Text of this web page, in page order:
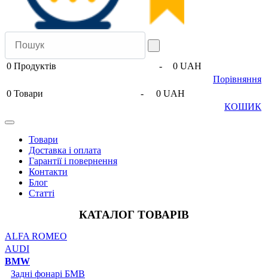
0 Продуктів -
0 UAH
Порівняння
0 Товари -
0 UAH
КОШИК
Товари
Доставка і оплата
Гарантії і повернення
Контакти
Блог
Статті
КАТАЛОГ ТОВАРІВ
ALFA ROMEO
AUDI
BMW
Задні фонарі БМВ